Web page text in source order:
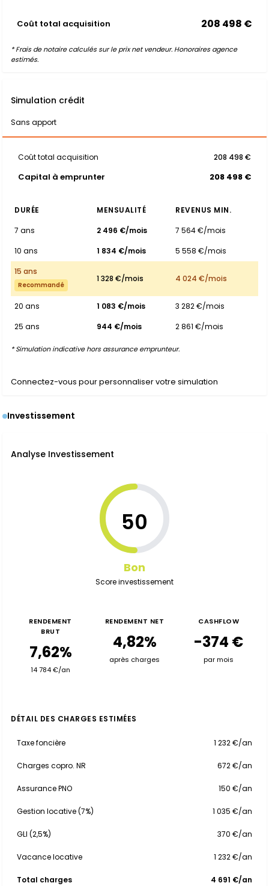
Coût total acquisition 208 498 €
* Frais de notaire calculés sur le prix net vendeur. Honoraires agence
estimés.
Simulation crédit
Sans apport
Coût total acquisition 208 498 €
Capital à emprunter 208 498 €
DURÉE MENSUALITÉ
REVENUS MIN.
7 ans
2 496 €/mois
7 564 €/mois
10 ans
1 834 €/mois
5 558 €/mois
15 ans
Recommandé
1 328 €/mois 4 024 €/mois
20 ans 1 083 €/mois
3 282 €/mois
25 ans
944 €/mois 2 861 €/mois
* Simulation indicative hors assurance emprunteur.
Connectez-vous pour personnaliser votre simulation
Investissement
Analyse Investissement
50
Bon
Score investissement
RENDEMENT
BRUT
7,62%
14 784 €/an
RENDEMENT NET
4,82%
après charges
CASHFLOW
-374 €
par mois
DÉTAIL DES CHARGES ESTIMÉES
Taxe foncière 1 232 €/an
Charges copro. NR 672 €/an
Assurance PNO 150 €/an
Gestion locative (7%) 1 035 €/an
GLI (2,5%) 370 €/an
Vacance locative 1 232 €/an
Total charges 4 691 €/an